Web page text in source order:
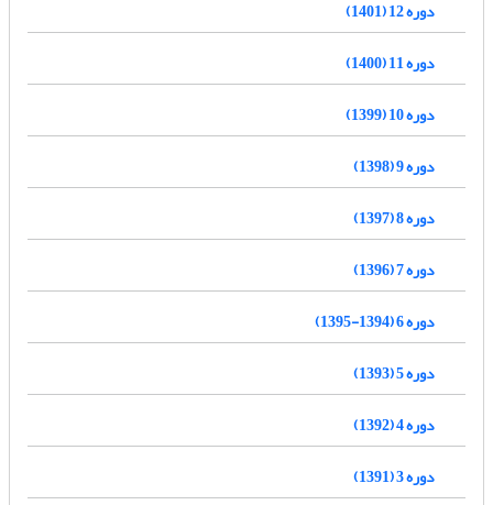
دوره 12 (1401)
دوره 11 (1400)
دوره 10 (1399)
دوره 9 (1398)
دوره 8 (1397)
دوره 7 (1396)
دوره 6 (1394-1395)
دوره 5 (1393)
دوره 4 (1392)
دوره 3 (1391)